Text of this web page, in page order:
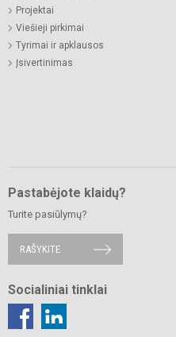
Projektai
Viešieji pirkimai
Tyrimai ir apklausos
Įsivertinimas
Pastabėjote klaidų?
Turite pasiūlymų?
RAŠYKITE
Socialiniai tinklai